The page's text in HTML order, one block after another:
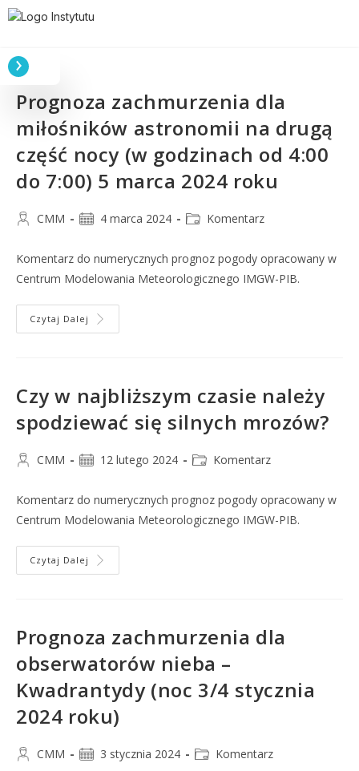
Prognoza zachmurzenia dla
miłośników astronomii na drugą
część nocy (w godzinach od 4:00
do 7:00) 5 marca 2024 roku
CMM 4 marca 2024 Komentarz
Komentarz do numerycznych prognoz pogody opracowany w
Centrum Modelowania Meteorologicznego IMGW-PIB.
Czytaj Dalej
Czy w najbliższym czasie należy
spodziewać się silnych mrozów?
CMM 12 lutego 2024 Komentarz
Komentarz do numerycznych prognoz pogody opracowany w
Centrum Modelowania Meteorologicznego IMGW-PIB.
Czytaj Dalej
Prognoza zachmurzenia dla
obserwatorów nieba –
Kwadrantydy (noc 3/4 stycznia
2024 roku)
CMM 3 stycznia 2024 Komentarz